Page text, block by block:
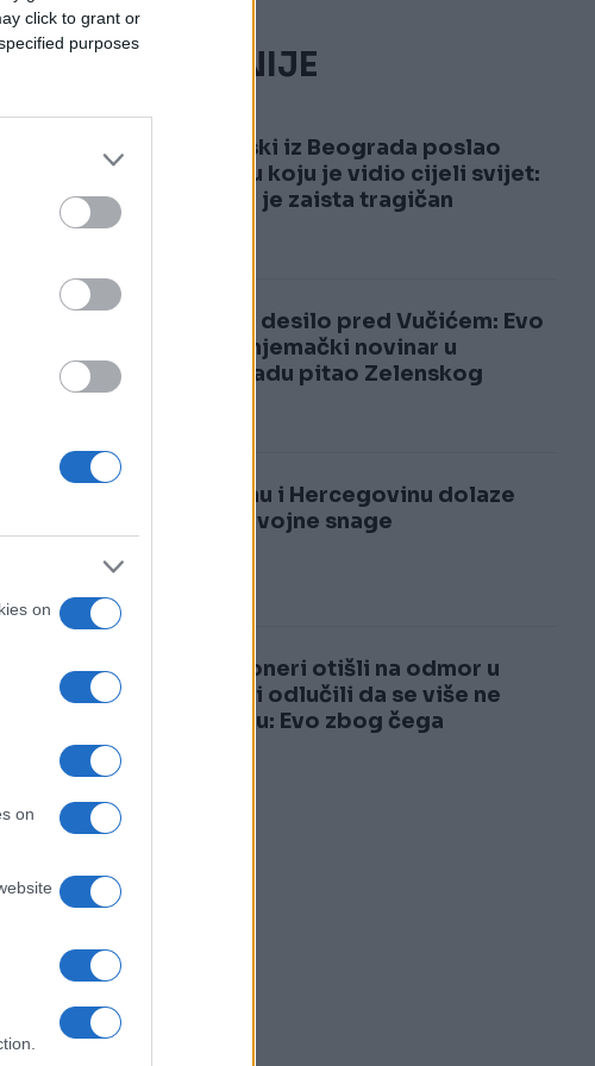
click to grant or
purposes
on
on
što u
je
NAJČITANIJE
1
Zelenski iz Beograda poslao
poruku koju je vidio cijeli svijet:
Povod je zaista tragičan
2
Sve se desilo pred Vučićem: Evo
šta je njemački novinar u
Beogradu pitao Zelenskog
3
U Bosnu i Hercegovinu dolaze
velike vojne snage
4
Penzioneri otišli na odmor u
Italiju i odlučili da se više ne
vraćaju: Evo zbog čega